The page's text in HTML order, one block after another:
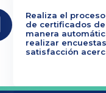
Realiza el
de certificados
manera
realizar
satisfacción